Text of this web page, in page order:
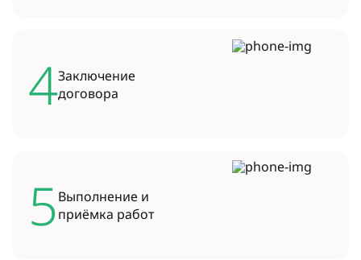
4Заключение
договора
5Выполнение и
приёмка работ